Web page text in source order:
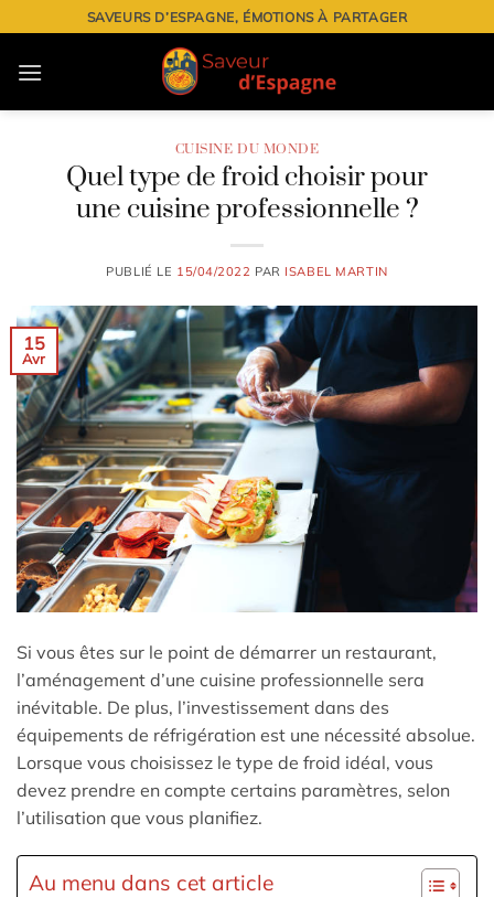
au
contenu
SAVEURS D’ESPAGNE, ÉMOTIONS À PARTAGER
CUISINE DU MONDE
Quel type de froid choisir pour
une cuisine professionnelle ?
PUBLIÉ LE 15/04/2022 PAR ISABEL MARTIN
15
Avr
Si vous êtes sur le point de démarrer un restaurant,
l’aménagement d’une cuisine professionnelle sera
inévitable. De plus, l’investissement dans des
équipements de réfrigération est une nécessité absolue.
Lorsque vous choisissez le type de froid idéal, vous
devez prendre en compte certains paramètres, selon
l’utilisation que vous planifiez.
Au menu dans cet article